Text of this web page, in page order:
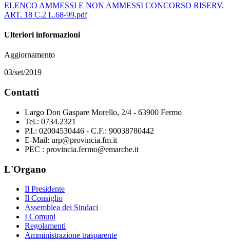
ELENCO AMMESSI E NON AMMESSI CONCORSO RISERV.
ART. 18 C.2 L.68-99.pdf
Ulteriori informazioni
Aggiornamento
03/set/2019
Contatti
Largo Don Gaspare Morello, 2/4 - 63900 Fermo
Tel.: 0734.2321
P.I.: 02004530446 - C.F.: 90038780442
E-Mail: urp@provincia.fm.it
PEC : provincia.fermo@emarche.it
L'Organo
Il Presidente
Il Consiglio
Assemblea dei Sindaci
I Comuni
Regolamenti
Amministrazione trasparente